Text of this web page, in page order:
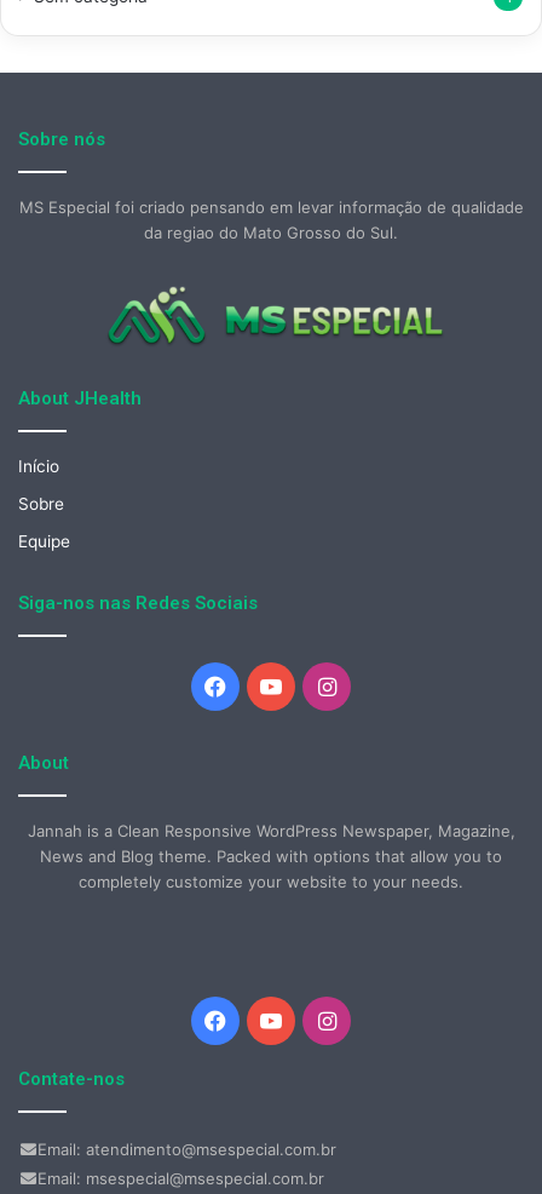
Sobre nós
MS Especial foi criado pensando em levar informação de qualidade
da regiao do Mato Grosso do Sul.
About JHealth
Início
Sobre
Equipe
Siga-nos nas Redes Sociais
Facebook
YouTubeInstagram
About
Jannah is a Clean Responsive WordPress Newspaper, Magazine,
News and Blog theme. Packed with options that allow you to
completely customize your website to your needs.
Facebook
YouTubeInstagram
Contate-nos
Email: atendimento@msespecial.com.br
Email: msespecial@msespecial.com.br